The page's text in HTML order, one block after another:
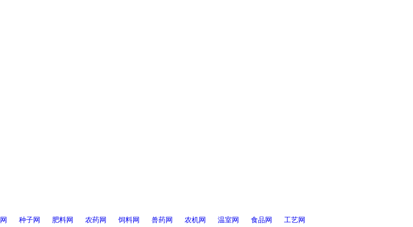
种子网 肥料网 农药网 饲料网 兽药网 农机网 温室网 食品网 工艺网